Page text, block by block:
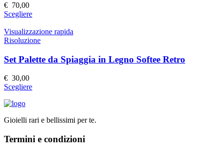
scelte
nella
pagina
del
prodotto
€ 70,00
ScegliereQuesto
ha
più
Le
opzioni
scelte
del
Visualizzazione rapida
Risoluzione
Set Palette da Spiaggia in Legno Softee Retro
€ 30,00
ScegliereQuesto
varianti.
opzioni
Gioielli rari e bellissimi per te.
Termini e condizioni